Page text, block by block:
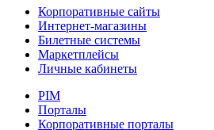
Корпоративные сайты
Интернет-магазины
Билетные системы
Маркетплейсы
Личные кабинеты
PIM
Порталы
Корпоративные порталы